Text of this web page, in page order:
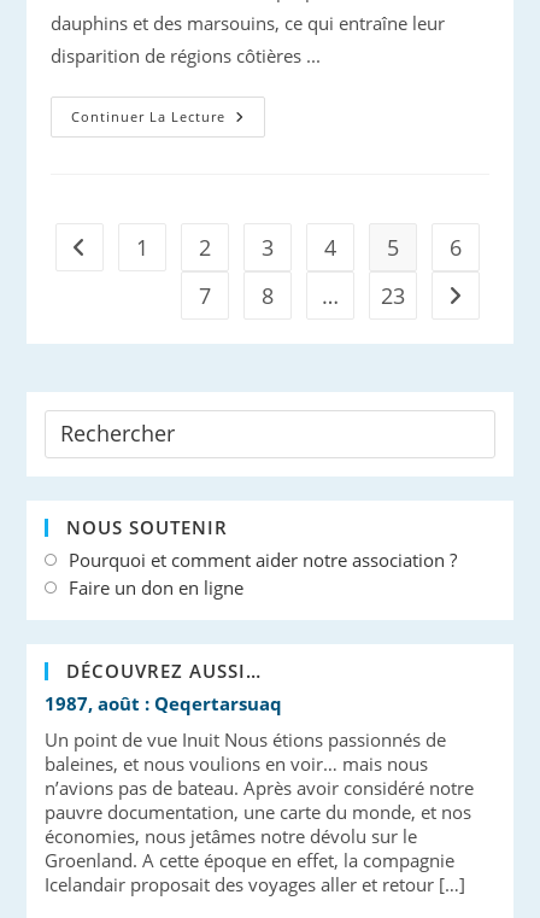
dauphins et des marsouins, ce qui entraîne leur
disparition de régions côtières ...
Continuer La Lecture La
Pollution
Santé
Go to the previous page
1 2 3 4 5
6
7
8 … 23 Aller à la
NOUS SOUTENIR
Pourquoi et comment aider notre association ?
Faire un don en ligne
DÉCOUVREZ AUSSI…
1987, août : Qeqertarsuaq
Un point de vue Inuit Nous étions passionnés de
baleines, et nous voulions en voir… mais nous
n’avions pas de bateau. Après avoir considéré notre
pauvre documentation, une carte du monde, et nos
économies, nous jetâmes notre dévolu sur le
Groenland. A cette époque en effet, la compagnie
Icelandair proposait des voyages aller et retour […]